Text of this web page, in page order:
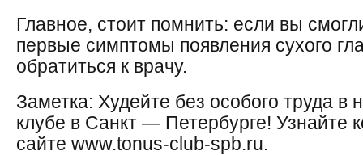
Главное, стоит помнить: если вы
первые симптомы появления сухого
обратиться к врачу.
Заметка: Худейте без особого труда
клубе в Санкт — Петербурге! Узнайте
сайте www.tonus-club-spb.ru.